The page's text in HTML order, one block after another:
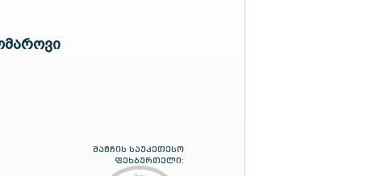
მატჩის საუკეთესო
ფეხბურთელი: